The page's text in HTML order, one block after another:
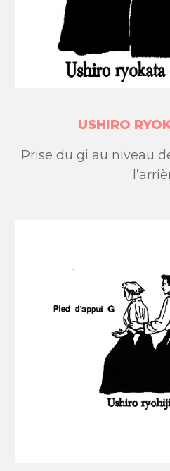
USHIRO
Prise du gi au niveau